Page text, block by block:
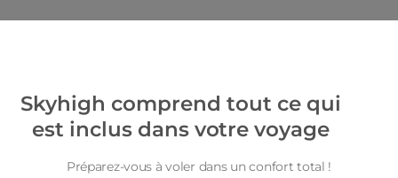
Skyhigh comprend tout ce qui
est inclus dans votre voyage
Préparez-vous à voler dans un confort total !